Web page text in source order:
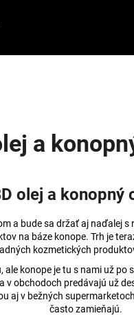
a
olej a konopný
a bude sa držať aj naďalej
na báze konope. Trh je
kozmetických
ale konope je tu s nami už
v obchodoch predávajú už
aj v bežných
často zamieňajú.
KONOPNÁ MASŤ